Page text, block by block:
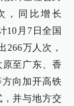
，同比增长
10月7日全国
266万人次，
至广东、香
向加开高铁
并与地方交